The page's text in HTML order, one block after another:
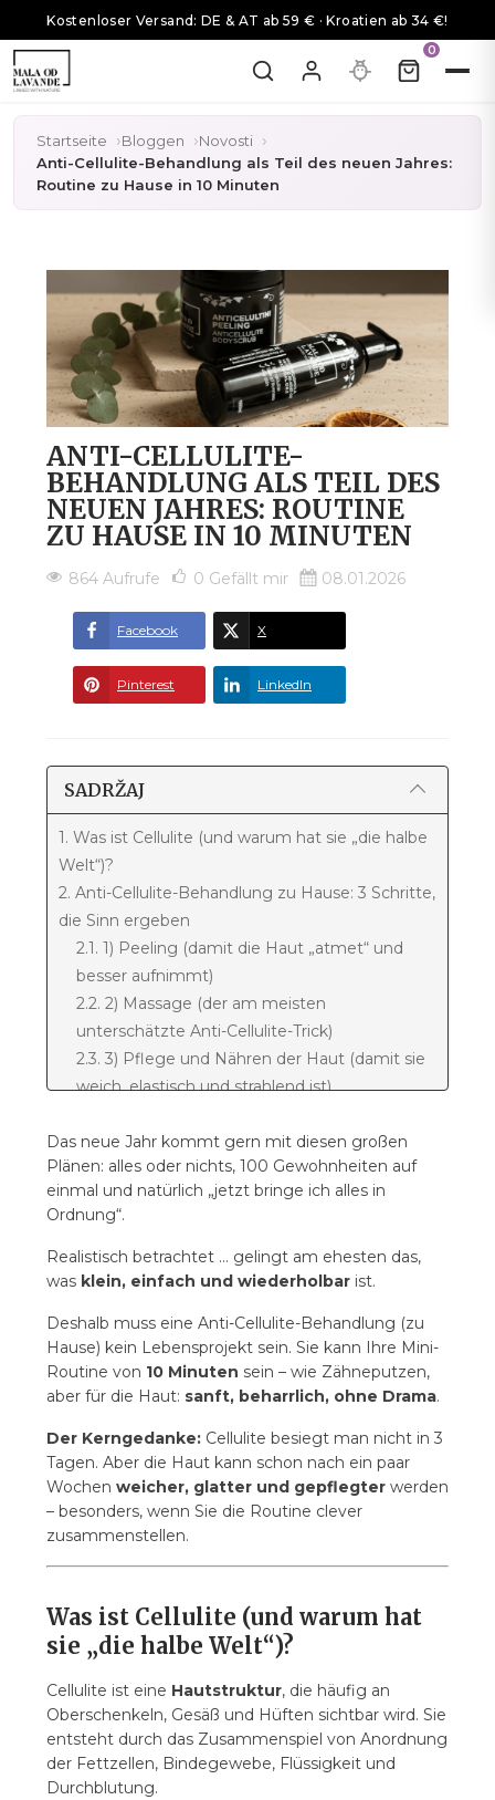
Kostenloser Versand: DE & AT ab 59 € · Kroatien ab 34 €!
0
Startseite Bloggen
Novosti
Anti-Cellulite-Behandlung als Teil des neuen Jahres:
Routine zu Hause in 10 Minuten
ANTI-CELLULITE-
BEHANDLUNG ALS TEIL DES
NEUEN JAHRES: ROUTINE
ZU HAUSE IN 10 MINUTEN
864 Aufrufe 0 Gefällt mir 08.01.2026
Facebook X
Pinterest LinkedIn
SADRŽAJ
1. Was ist Cellulite (und warum hat sie „die halbe
Welt“)?
2. Anti-Cellulite-Behandlung zu Hause: 3 Schritte,
die Sinn ergeben
2.1. 1) Peeling (damit die Haut „atmet“ und
besser aufnimmt)
2.2. 2) Massage (der am meisten
unterschätzte Anti-Cellulite-Trick)
2.3. 3) Pflege und Nähren der Haut (damit sie
weich, elastisch und strahlend ist)
3.1. Unter der Dusche (2–3× pro Woche)
3.2. Nach dem Duschen (jeden Tag)
4. Die häufigsten Fehler
5. 28-Tage-Plan: „Neues Jahr, neue Gewohnheit“
5.1. Wochenrhythmus (4 Mal wiederholen)
6. FAQ – die häufigsten Fragen
6.2. 2) Muss ich das Peeling jeden Tag
machen?
6.3. 3) Ist die Massage Pflicht?
verschlimmern?
6.5. 5) Haben auch schlanke Personen
Cellulite?
6.6. 6) Wann ist die beste Zeit für die
Schritte?
6.8. 8) Können auch Männer Cellulite haben?
Das neue Jahr kommt gern mit diesen großen
Plänen: alles oder nichts, 100 Gewohnheiten auf
einmal und natürlich „jetzt bringe ich alles in
Ordnung“.
Realistisch betrachtet … gelingt am ehesten das,
was klein, einfach und wiederholbar ist.
Deshalb muss eine Anti-Cellulite-Behandlung (zu
Hause) kein Lebensprojekt sein. Sie kann Ihre Mini-
Routine von 10 Minuten sein – wie Zähneputzen,
aber für die Haut: sanft, beharrlich, ohne Drama.
Der Kerngedanke: Cellulite besiegt man nicht in 3
Tagen. Aber die Haut kann schon nach ein paar
Wochen weicher, glatter und gepflegter werden
– besonders, wenn Sie die Routine clever
zusammenstellen.
Was ist Cellulite (und warum hat
sie „die halbe Welt“)?
Cellulite ist eine Hautstruktur, die häufig an
Oberschenkeln, Gesäß und Hüften sichtbar wird. Sie
entsteht durch das Zusammenspiel von Anordnung
der Fettzellen, Bindegewebe, Flüssigkeit und
Durchblutung.